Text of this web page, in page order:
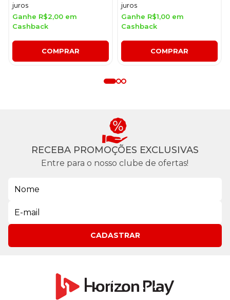
juros
Ganhe R$2,00 em
Cashback
COMPRAR
juros
Ganhe R$1,00 em
Cashback
COMPRAR
RECEBA PROMOÇÕES EXCLUSIVAS
Entre para o nosso clube de ofertas!
CADASTRAR